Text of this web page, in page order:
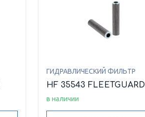
ГИДРАВЛИЧЕСКИЙ ФИЛЬТР
HF 35543 FLEETGUARD
в наличии